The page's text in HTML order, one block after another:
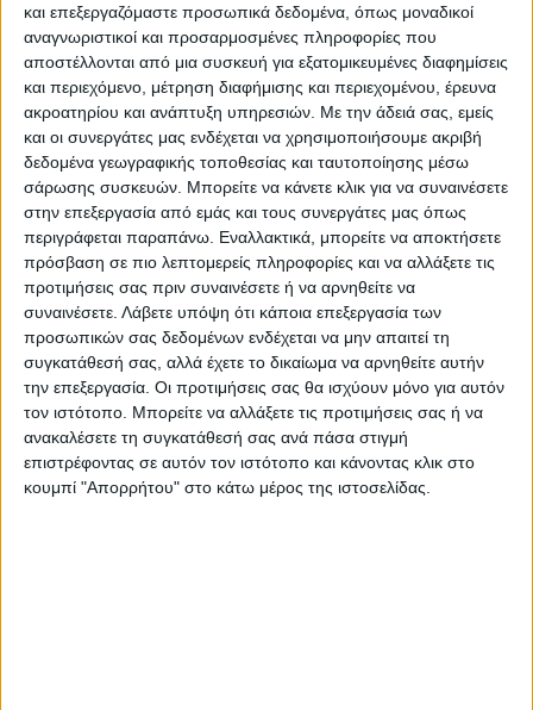
και επεξεργαζόμαστε προσωπικά δεδομένα, όπως μοναδικοί
αναγνωριστικοί και προσαρμοσμένες πληροφορίες που
αποστέλλονται από μια συσκευή για εξατομικευμένες διαφημίσεις
και περιεχόμενο, μέτρηση διαφήμισης και περιεχομένου, έρευνα
ακροατηρίου και ανάπτυξη υπηρεσιών. Με την άδειά σας, εμείς
και οι συνεργάτες μας ενδέχεται να χρησιμοποιήσουμε ακριβή
δεδομένα γεωγραφικής τοποθεσίας και ταυτοποίησης μέσω
σάρωσης συσκευών. Μπορείτε να κάνετε κλικ για να συναινέσετε
στην επεξεργασία από εμάς και τους συνεργάτες μας όπως
περιγράφεται παραπάνω. Εναλλακτικά, μπορείτε να αποκτήσετε
πρόσβαση σε πιο λεπτομερείς πληροφορίες και να αλλάξετε τις
προτιμήσεις σας πριν συναινέσετε ή να αρνηθείτε να
συναινέσετε. Λάβετε υπόψη ότι κάποια επεξεργασία των
προσωπικών σας δεδομένων ενδέχεται να μην απαιτεί τη
συγκατάθεσή σας, αλλά έχετε το δικαίωμα να αρνηθείτε αυτήν
την επεξεργασία. Οι προτιμήσεις σας θα ισχύουν μόνο για αυτόν
τον ιστότοπο. Μπορείτε να αλλάξετε τις προτιμήσεις σας ή να
ανακαλέσετε τη συγκατάθεσή σας ανά πάσα στιγμή
επιστρέφοντας σε αυτόν τον ιστότοπο και κάνοντας κλικ στο
κουμπί "Απορρήτου" στο κάτω μέρος της ιστοσελίδας.
των οποίων αναμένονται, καθώς η
ιατροδικαστική έκθεση έδειξε ασφυκτικό
θάνατο, χωρίς να αποσαφηνίσει τον τρόπο
που προκλήθηκε ο θάνατός της.
Στοιχεία και συγκεκριμένα γενετικό υλικό,
όπως είναι τα δείγματα από τα νύχια της
Αναστάζια ενδεχομένως να προκύψουν από
την εξέταση της σορού της, η οποία
βρέθηκε μετά από επτά ημέρες τυλιγμένη σε
πλαστικό και σκεπασμένη με κλαδιά, μόλις
ένα χιλιόμετρο μακριά από το σπίτι του
32χρονου άνδρα.
Ακόμη, άγνωστο παραμένει εάν πριν τη
δολοφονία της, έπεσε θύμα βιασμού.